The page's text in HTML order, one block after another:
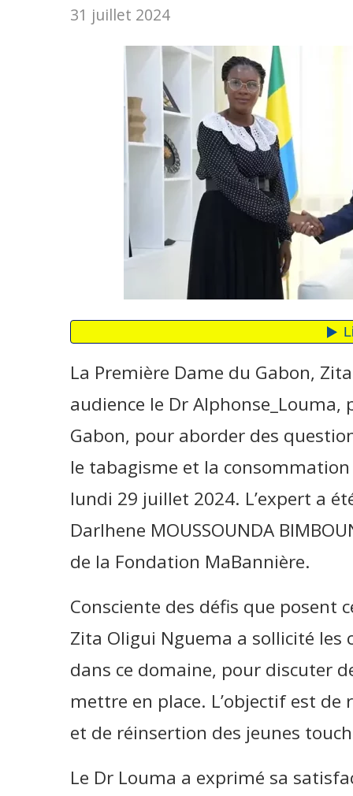
31 juillet 2024
La Première Dame du Gabon,
audience le Dr Alphonse_Louma,
Gabon, pour aborder des
le tabagisme et la consommation
lundi 29 juillet 2024. L’expert a
Darlhene MOUSSOUNDA
de la Fondation MaBannière.
Consciente des défis que posent
Zita Oligui Nguema a sollicité les
dans ce domaine, pour discuter
mettre en place. L’objectif est
et de réinsertion des jeunes
Le Dr Louma a exprimé sa